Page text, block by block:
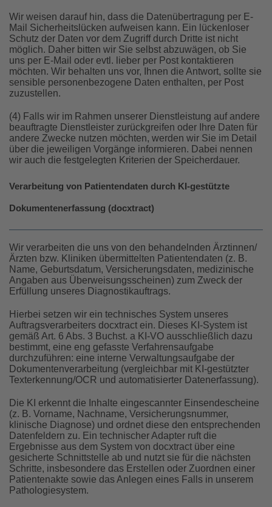
Wir weisen darauf hin, dass die Datenübertragung per E-
Mail Sicherheitslücken aufweisen kann. Ein lückenloser
Schutz der Daten vor dem Zugriff durch Dritte ist nicht
möglich. Daher bitten wir Sie selbst abzuwägen, ob Sie
uns per E-Mail oder evtl. lieber per Post kontaktieren
möchten. Wir behalten uns vor, Ihnen die Antwort, sollte sie
sensible personenbezogene Daten enthalten, per Post
zuzustellen.
(4) Falls wir im Rahmen unserer Dienstleistung auf andere
beauftragte Dienstleister zurückgreifen oder Ihre Daten für
andere Zwecke nutzen möchten, werden wir Sie im Detail
über die jeweiligen Vorgänge informieren. Dabei nennen
wir auch die festgelegten Kriterien der Speicherdauer.
Verarbeitung von Patientendaten durch KI-gestützte
Dokumentenerfassung (docxtract)
Wir verarbeiten die uns von den behandelnden Ärztinnen/
Ärzten bzw. Kliniken übermittelten Patientendaten (z. B.
Name, Geburtsdatum, Versicherungsdaten, medizinische
Angaben aus Überweisungsscheinen) zum Zweck der
Erfüllung unseres Diagnostikauftrags.
Hierbei setzen wir ein technisches System unseres
Auftragsverarbeiters docxtract ein. Dieses KI-System ist
gemäß Art. 6 Abs. 3 Buchst. a KI-VO ausschließlich dazu
bestimmt, eine eng gefasste Verfahrensaufgabe
durchzuführen: eine interne Verwaltungsaufgabe der
Dokumentenverarbeitung (vergleichbar mit KI-gestützter
Texterkennung/OCR und automatisierter Datenerfassung).
Die KI erkennt die Inhalte eingescannter Einsendescheine
(z. B. Vorname, Nachname, Versicherungsnummer,
klinische Diagnose) und ordnet diese den entsprechenden
Datenfeldern zu. Ein technischer Adapter ruft die
Ergebnisse aus dem System von docxtract über eine
gesicherte Schnittstelle ab und nutzt sie für die nächsten
Schritte, insbesondere das Erstellen oder Zuordnen einer
Patientenakte sowie das Anlegen eines Falls in unserem
Pathologiesystem.